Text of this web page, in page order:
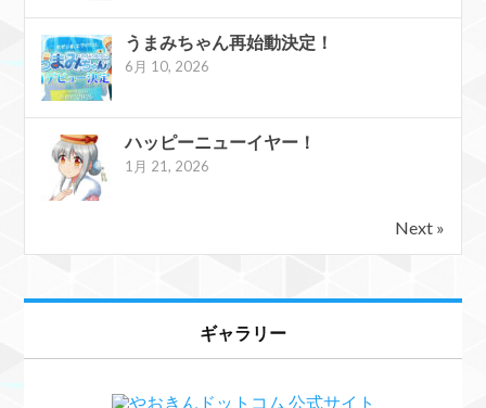
うまみちゃん再始動決定！
6月 10, 2026
ハッピーニューイヤー！
1月 21, 2026
Next »
ギャラリー